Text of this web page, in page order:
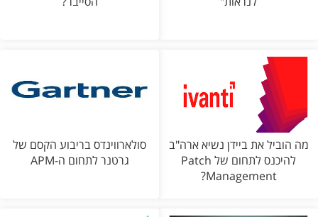
מה הוביל את ביידן נשיא ארה"ב
להיכנס לתחום של Patch
Management?
סולארווינדס בריבוע הקסם של
גרטנר לתחום ה-APM